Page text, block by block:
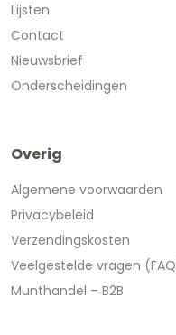
Lijsten
Contact
Nieuwsbrief
Onderscheidingen
Overig
Algemene voorwaarden
Privacybeleid
Verzendingskosten
Veelgestelde vragen
Munthandel – B2B